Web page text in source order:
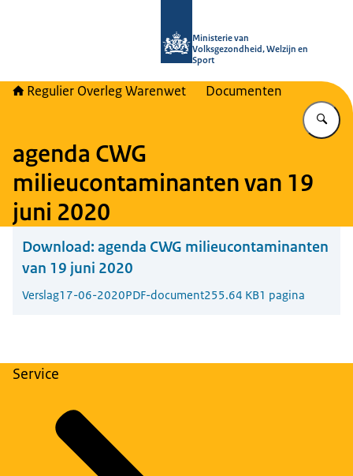
Ministerie van
Volksgezondheid, Welzijn en
Sport
Regulier Overleg Warenwet Documenten
agenda CWG
milieucontaminanten van 19
juni 2020
Download: agenda CWG milieucontaminanten
van 19 juni 2020
Verslag17-06-2020PDF-document255.64 KB1 pagina
Service